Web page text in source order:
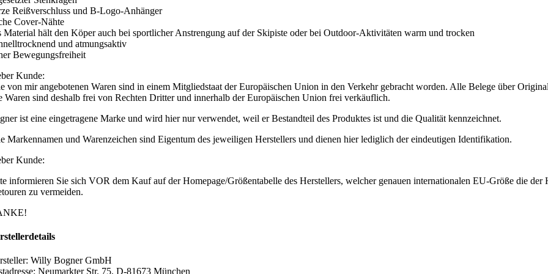
Reißverschluss und B-Logo-Anhänger
Cover-Nähte
Material hält den Köper auch bei sportlicher Anstrengung auf der Skipiste oder bei Outdoor-Aktivitäten warm und trocken
und atmungsaktiv
Bewegungsfreiheit
Kunde:
von mir angebotenen Waren sind in einem Mitgliedstaat der Europäischen Union in den Verkehr gebracht worden. Alle Belege über
Waren sind deshalb frei von Rechten Dritter und innerhalb der Europäischen Union frei verkäuflich.
ist eine eingetragene Marke und wird hier nur verwendet, weil er Bestandteil des Produktes ist und die Qualität kennzeichnet.
Markennamen und Warenzeichen sind Eigentum des jeweiligen Herstellers und dienen hier lediglich der eindeutigen Identifikation.
Kunde:
informieren Sie sich VOR dem Kauf auf der Homepage/Größentabelle des Herstellers, welcher genauen internationalen EU-Größe die der
zu vermeiden.
Willy Bogner GmbH
Neumarkter Str. 75, D-81673 München